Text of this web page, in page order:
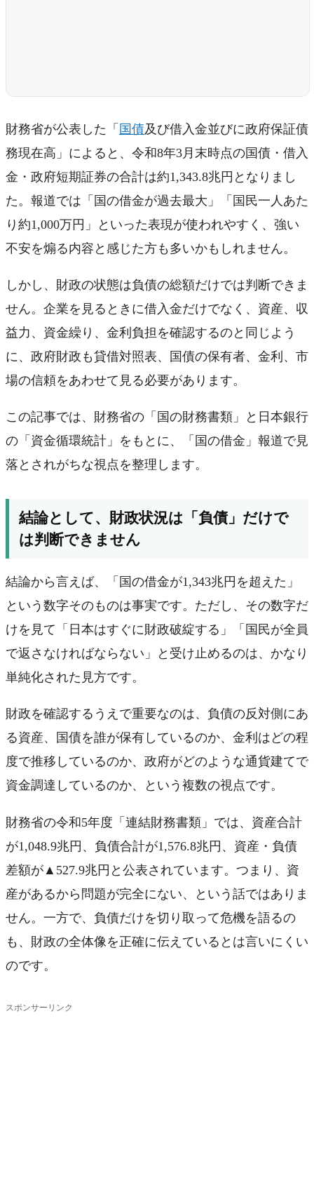
財務省が公表した「 国債及び借入金並びに政府保証債
務現在高」によると、令和8年3月末時点の国債・借入
金・政府短期証券の合計は約1,343.8兆円となりまし
た。報道では「国の借金が過去最大」「国民一人あた
り約1,000万円」といった表現が使われやすく、強い
不安を煽る内容と感じた方も多いかもしれません。
しかし、財政の状態は負債の総額だけでは判断できま
せん。企業を見るときに借入金だけでなく、資産、収
益力、資金繰り、金利負担を確認するのと同じよう
に、政府財政も貸借対照表、国債の保有者、金利、市
場の信頼をあわせて見る必要があります。
この記事では、財務省の「国の財務書類」と日本銀行
の「資金循環統計」をもとに、「国の借金」報道で見
落とされがちな視点を整理します。
結論として、財政状況は「負債」だけで
は判断できません
結論から言えば、「国の借金が1,343兆円を超えた」
という数字そのものは事実です。ただし、その数字だ
けを見て「日本はすぐに財政破綻する」「国民が全員
で返さなければならない」と受け止めるのは、かなり
単純化された見方です。
財政を確認するうえで重要なのは、負債の反対側にあ
る資産、国債を誰が保有しているのか、金利はどの程
度で推移しているのか、政府がどのような通貨建てで
資金調達しているのか、という複数の視点です。
財務省の令和5年度「連結財務書類」では、資産合計
が1,048.9兆円、負債合計が1,576.8兆円、資産・負債
差額が▲527.9兆円と公表されています。つまり、資
産があるから問題が完全にない、という話ではありま
せん。一方で、負債だけを切り取って危機を語るの
も、財政の全体像を正確に伝えているとは言いにくい
のです。
スポンサーリンク